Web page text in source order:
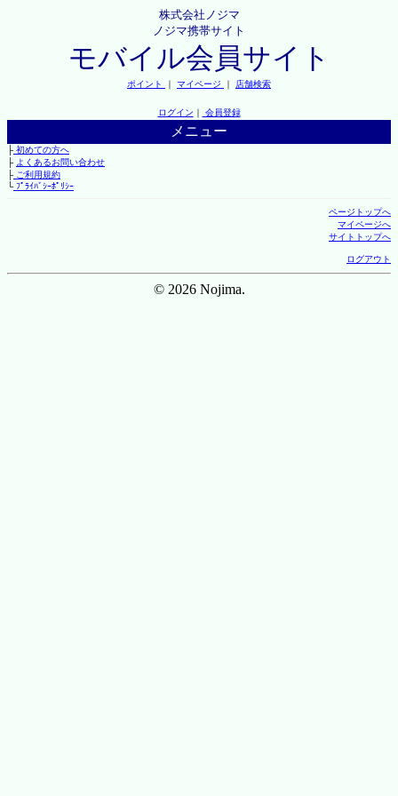
株式会社ノジマ
ノジマ携帯サイト
モバイル会員サイト
ポイント ｜ マイページ ｜ 店舗検索
ログイン ｜ 会員登録
メニュー
├初めての方へ
├ よくあるお問い合わせ
├ご利用規約
└ﾌﾟﾗｲﾊﾞｼｰﾎﾟﾘｼｰ
ページトップへ
マイページへ
サイトトップへ
ログアウト
© 2026 Nojima.